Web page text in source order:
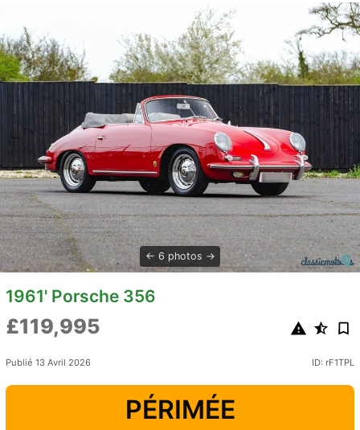
6 photos
1961' Porsche 356
£119,995
Publié 13 Avril 2026 ID: rF1TPL
PÉRIMÉE